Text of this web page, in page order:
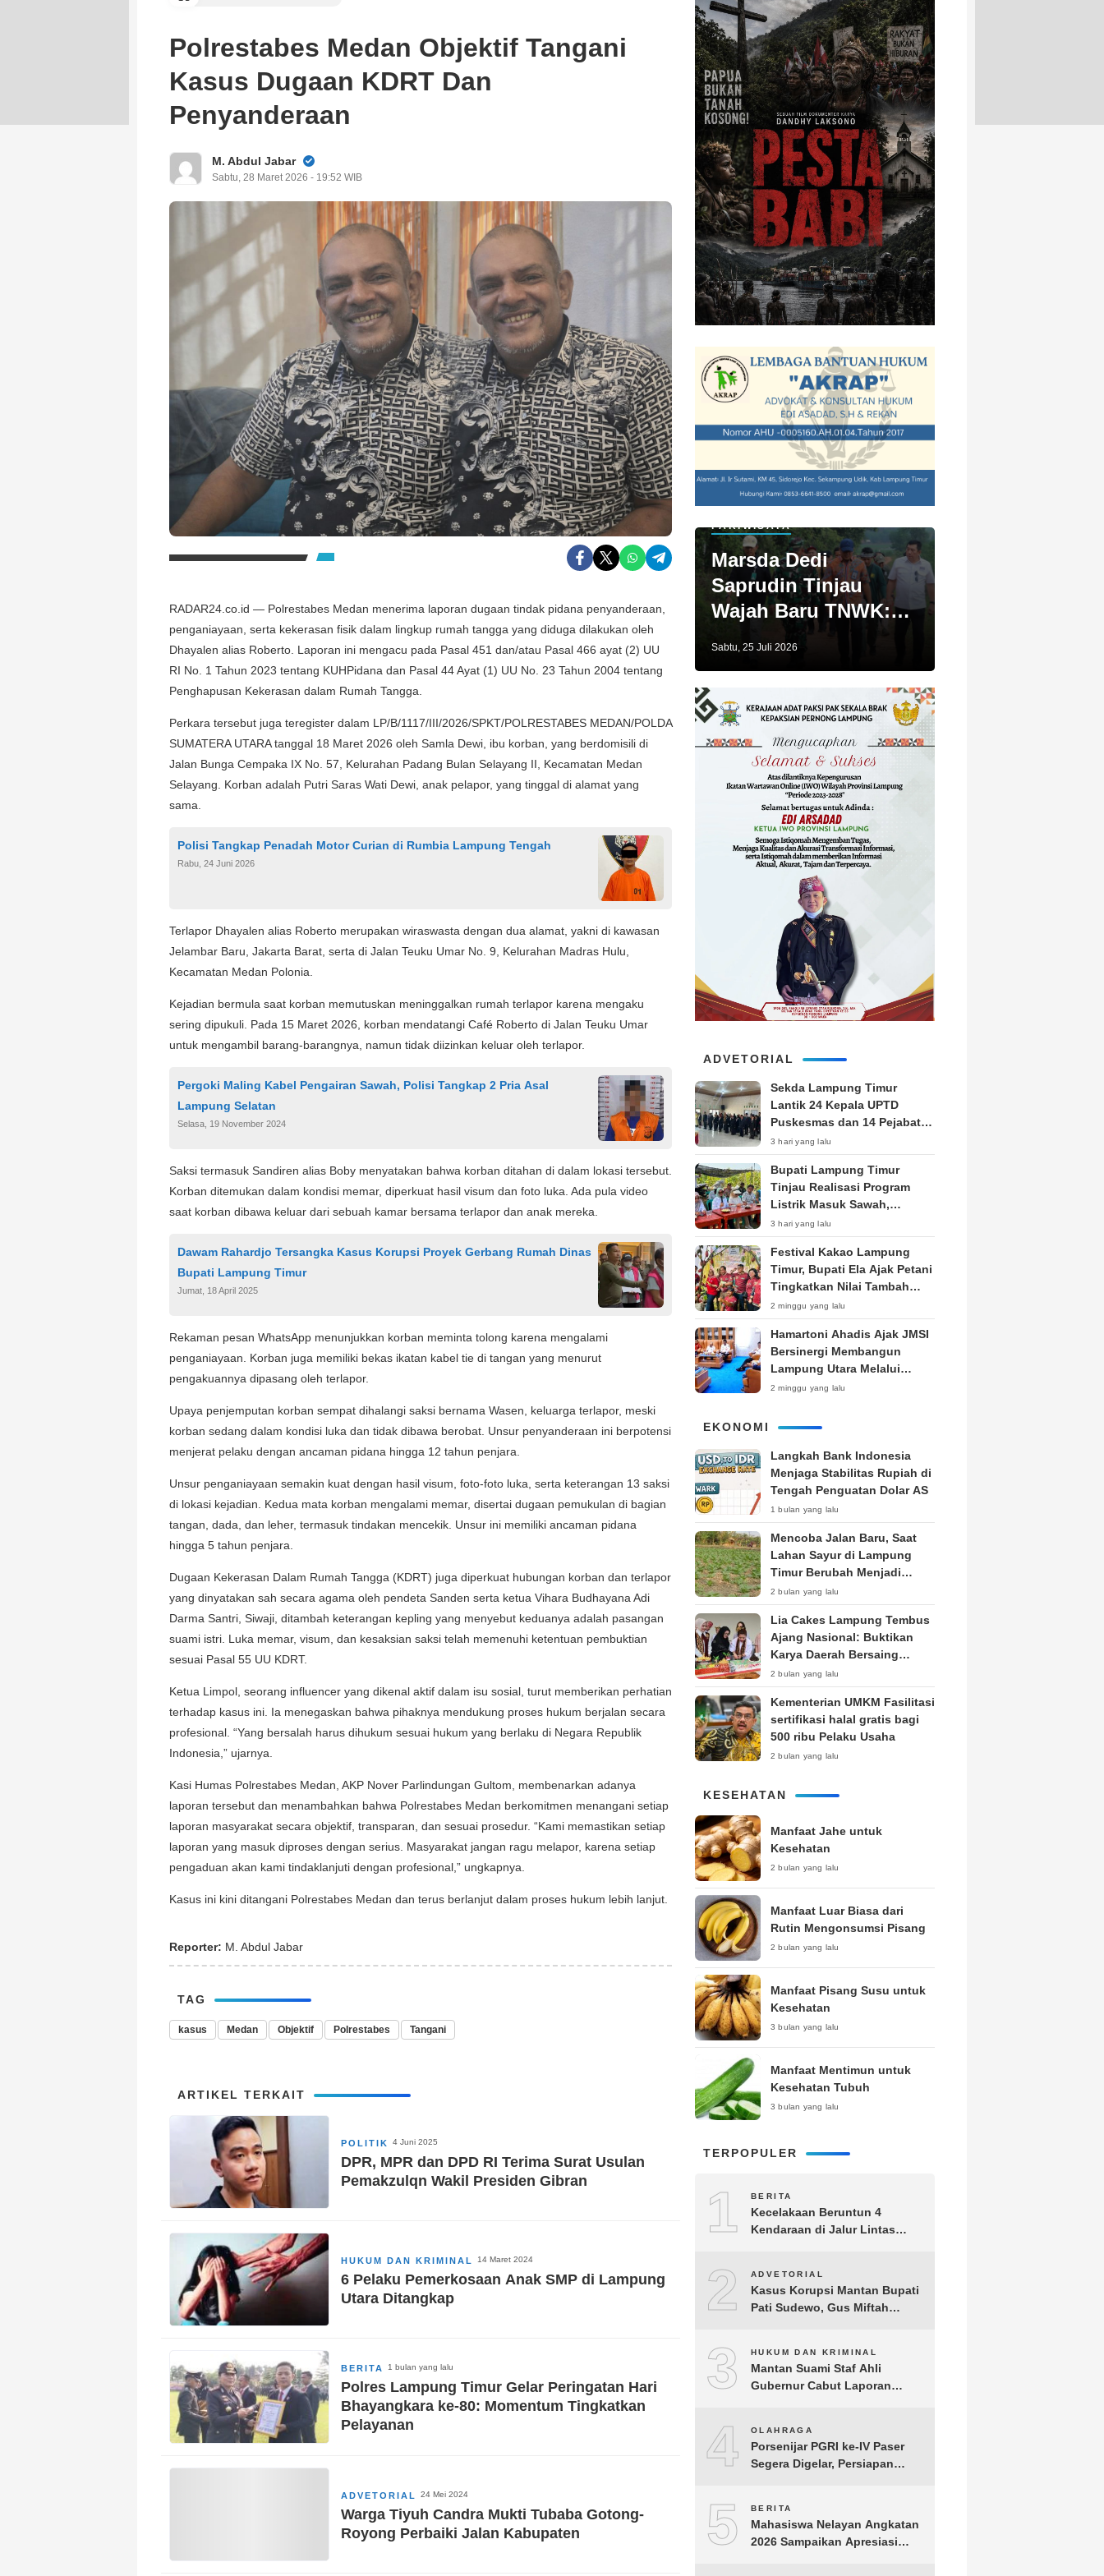
Polrestabes Medan Objektif Tangani
Kasus Dugaan KDRT Dan
Penyanderaan
M. Abdul Jabar
Sabtu, 28 Maret 2026 - 19:52 WIB
RADAR24.co.id — Polrestabes Medan menerima laporan dugaan tindak pidana penyanderaan,
penganiayaan, serta kekerasan fisik dalam lingkup rumah tangga yang diduga dilakukan oleh
Dhayalen alias Roberto. Laporan ini mengacu pada Pasal 451 dan/atau Pasal 466 ayat (2) UU
RI No. 1 Tahun 2023 tentang KUHPidana dan Pasal 44 Ayat (1) UU No. 23 Tahun 2004 tentang
Penghapusan Kekerasan dalam Rumah Tangga.
Perkara tersebut juga teregister dalam LP/B/1117/III/2026/SPKT/POLRESTABES MEDAN/POLDA
SUMATERA UTARA tanggal 18 Maret 2026 oleh Samla Dewi, ibu korban, yang berdomisili di
Jalan Bunga Cempaka IX No. 57, Kelurahan Padang Bulan Selayang II, Kecamatan Medan
Selayang. Korban adalah Putri Saras Wati Dewi, anak pelapor, yang tinggal di alamat yang
sama.
Polisi Tangkap Penadah Motor Curian di Rumbia Lampung Tengah
Rabu, 24 Juni 2026
Terlapor Dhayalen alias Roberto merupakan wiraswasta dengan dua alamat, yakni di kawasan
Jelambar Baru, Jakarta Barat, serta di Jalan Teuku Umar No. 9, Kelurahan Madras Hulu,
Kecamatan Medan Polonia.
Kejadian bermula saat korban memutuskan meninggalkan rumah terlapor karena mengaku
sering dipukuli. Pada 15 Maret 2026, korban mendatangi Café Roberto di Jalan Teuku Umar
untuk mengambil barang-barangnya, namun tidak diizinkan keluar oleh terlapor.
Pergoki Maling Kabel Pengairan Sawah, Polisi Tangkap 2 Pria Asal
Lampung Selatan
Selasa, 19 November 2024
Saksi termasuk Sandiren alias Boby menyatakan bahwa korban ditahan di dalam lokasi tersebut.
Korban ditemukan dalam kondisi memar, diperkuat hasil visum dan foto luka. Ada pula video
saat korban dibawa keluar dari sebuah kamar bersama terlapor dan anak mereka.
Dawam Rahardjo Tersangka Kasus Korupsi Proyek Gerbang Rumah Dinas
Bupati Lampung Timur
Jumat, 18 April 2025
Rekaman pesan WhatsApp menunjukkan korban meminta tolong karena mengalami
penganiayaan. Korban juga memiliki bekas ikatan kabel tie di tangan yang menurut
pengakuannya dipasang oleh terlapor.
Upaya penjemputan korban sempat dihalangi saksi bernama Wasen, keluarga terlapor, meski
korban sedang dalam kondisi luka dan tidak dibawa berobat. Unsur penyanderaan ini berpotensi
menjerat pelaku dengan ancaman pidana hingga 12 tahun penjara.
Unsur penganiayaan semakin kuat dengan hasil visum, foto-foto luka, serta keterangan 13 saksi
di lokasi kejadian. Kedua mata korban mengalami memar, disertai dugaan pemukulan di bagian
tangan, dada, dan leher, termasuk tindakan mencekik. Unsur ini memiliki ancaman pidana
hingga 5 tahun penjara.
Dugaan Kekerasan Dalam Rumah Tangga (KDRT) juga diperkuat hubungan korban dan terlapor
yang dinyatakan sah secara agama oleh pendeta Sanden serta ketua Vihara Budhayana Adi
Darma Santri, Siwaji, ditambah keterangan kepling yang menyebut keduanya adalah pasangan
suami istri. Luka memar, visum, dan kesaksian saksi telah memenuhi ketentuan pembuktian
sesuai Pasal 55 UU KDRT.
Ketua Limpol, seorang influencer yang dikenal aktif dalam isu sosial, turut memberikan perhatian
terhadap kasus ini. Ia menegaskan bahwa pihaknya mendukung proses hukum berjalan secara
profesional. “Yang bersalah harus dihukum sesuai hukum yang berlaku di Negara Republik
Indonesia,” ujarnya.
Kasi Humas Polrestabes Medan, AKP Nover Parlindungan Gultom, membenarkan adanya
laporan tersebut dan menambahkan bahwa Polrestabes Medan berkomitmen menangani setiap
laporan masyarakat secara objektif, transparan, dan sesuai prosedur. “Kami memastikan setiap
laporan yang masuk diproses dengan serius. Masyarakat jangan ragu melapor, karena setiap
pengaduan akan kami tindaklanjuti dengan profesional,” ungkapnya.
Kasus ini kini ditangani Polrestabes Medan dan terus berlanjut dalam proses hukum lebih lanjut.
Reporter: M. Abdul Jabar
TAG
kasus Medan Objektif Polrestabes Tangani
ARTIKEL TERKAIT
POLITIK 4 Juni 2025
DPR, MPR dan DPD RI Terima Surat Usulan
Pemakzulqn Wakil Presiden Gibran
HUKUM DAN KRIMINAL 14 Maret 2024
6 Pelaku Pemerkosaan Anak SMP di Lampung
Utara Ditangkap
BERITA 1 bulan yang lalu
Polres Lampung Timur Gelar Peringatan Hari
Bhayangkara ke-80: Momentum Tingkatkan
Pelayanan
ADVETORIAL 24 Mei 2024
Warga Tiyuh Candra Mukti Tubaba Gotong-
Royong Perbaiki Jalan Kabupaten
PARIWISATA
Marsda Dedi
Saprudin Tinjau
Wajah Baru TNWK:
Sabtu, 25 Juli 2026
ADVETORIAL
‎Sekda Lampung Timur
Lantik 24 Kepala UPTD
Puskesmas dan 14 Pejabat
Fungsional, Dorong Inovasi
dan Pelayanan Prima
3 hari yang lalu
Bupati Lampung Timur
Tinjau Realisasi Program
Listrik Masuk Sawah,
Siapkan Subsidi KWH untuk
Petani
3 hari yang lalu
‎Festival Kakao Lampung
Timur, Bupati Ela Ajak Petani
Tingkatkan Nilai Tambah
Produk
2 minggu yang lalu
Hamartoni Ahadis Ajak JMSI
Bersinergi Membangun
Lampung Utara Melalui
Pemberitaan
2 minggu yang lalu
EKONOMI
Langkah Bank Indonesia
Menjaga Stabilitas Rupiah di
Tengah Penguatan Dolar AS
1 bulan yang lalu
Mencoba Jalan Baru, Saat
Lahan Sayur di Lampung
Timur Berubah Menjadi
Kebun Tembakau
2 bulan yang lalu
Lia Cakes Lampung Tembus
Ajang Nasional: Buktikan
Karya Daerah Bersaing
Setara Kota Besar
2 bulan yang lalu
Kementerian UMKM Fasilitasi
sertifikasi halal gratis bagi
500 ribu Pelaku Usaha
2 bulan yang lalu
KESEHATAN
Manfaat Jahe untuk
Kesehatan
2 bulan yang lalu
Manfaat Luar Biasa dari
Rutin Mengonsumsi Pisang
2 bulan yang lalu
Manfaat Pisang Susu untuk
Kesehatan
3 bulan yang lalu
Manfaat Mentimun untuk
Kesehatan Tubuh
3 bulan yang lalu
TERPOPULER
1 BERITA
Kecelakaan Beruntun 4
Kendaraan di Jalur Lintas
2 ADVETORIAL
Kasus Korupsi Mantan Bupati
Pati Sudewo, Gus Miftah
3 HUKUM DAN KRIMINAL
Mantan Suami Staf Ahli
Gubernur Cabut Laporan
4 OLAHRAGA
Porsenijar PGRI ke-IV Paser
Segera Digelar, Persiapan
5 BERITA
Mahasiswa Nelayan Angkatan
2026 Sampaikan Apresiasi